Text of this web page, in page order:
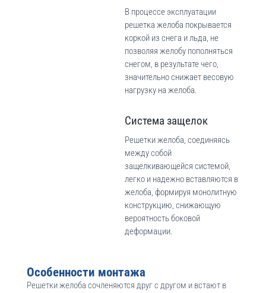
В процессе эксплуатации
решетка желоба покрывается
коркой из снега и льда, не
позволяя желобу пополняться
снегом, в результате чего,
значительно снижает весовую
нагрузку на желоба.
Система защелок
Решетки желоба, соединяясь
между собой
защелкивающейся системой,
легко и надежно вставляются в
желоба, формируя монолитную
конструкцию, снижающую
вероятность боковой
деформации.
Особенности монтажа
Решетки желоба сочленяются друг с другом и встают в